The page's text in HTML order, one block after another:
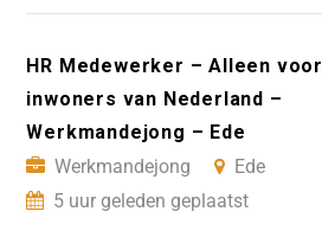
HR Medewerker – Alleen voor
inwoners van Nederland –
Werkmandejong – Ede
Werkmandejong
Ede
5 uur geleden geplaatst